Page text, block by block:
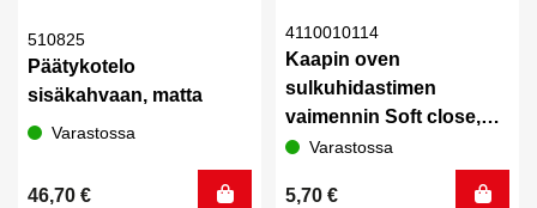
510825
Päätykotelo
sisäkahvaan, matta
Varastossa
46,70 €
4110010114
Kaapin oven
sulkuhidastimen
vaimennin Soft close,
Hobby
Varastossa
5,70 €